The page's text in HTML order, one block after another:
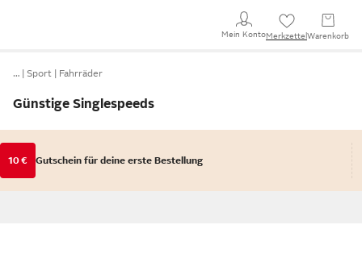
Mein KontoMerkzettel Warenkorb
… Sport Fahrräder
Günstige Singlespeeds
10 € Gutschein für deine erste Bestellung